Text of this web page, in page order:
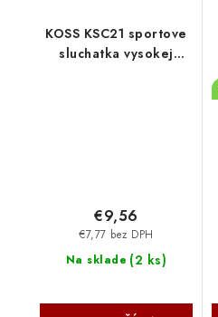
KOSS KSC21 sportove
sluchatka vysokej
Na sklade (2 ks)
€7,77 bez DPH
€9,56